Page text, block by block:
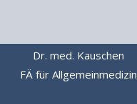
Dr. med. Kauschen
FÄ für Allgemeinmedizin